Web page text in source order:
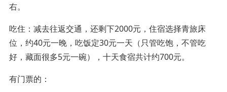
右。
吃住：减去往返交通，还剩下2000元，住宿选择青旅床
位，约40元一晚，吃饭定30元一天（只管吃饱，不管吃
好，藏面很多5元一碗），十天食宿共计约700元。
有门票的：